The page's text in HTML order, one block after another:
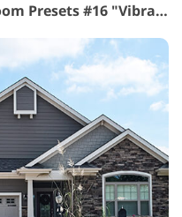
Interiörfotografering Lightroom Presets #16 "Vibrance"